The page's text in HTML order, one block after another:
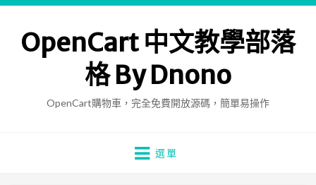
OpenCart 中文教學部落
格 By Dnono
OpenCart購物車，完全免費開放源碼，簡單易操作
選單